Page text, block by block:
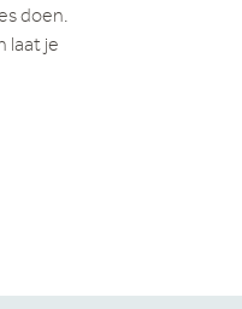
doen.
laat je